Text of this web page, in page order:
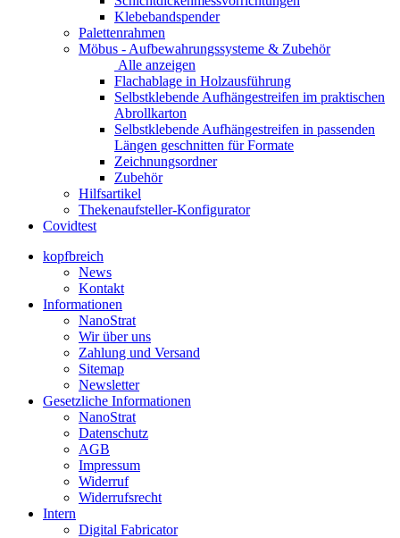
Klebebandspender
Palettenrahmen
Möbus - Aufbewahrungssysteme & Zubehör
Alle anzeigen
Flachablage in Holzausführung
Selbstklebende Aufhängestreifen im praktischen
Abrollkarton
Selbstklebende Aufhängestreifen in passenden
Längen geschnitten für Formate
Zeichnungsordner
Zubehör
Hilfsartikel
Thekenaufsteller-Konfigurator
Covidtest
kopfbreich
News
Kontakt
Informationen
NanoStrat
Wir über uns
Zahlung und Versand
Sitemap
Newsletter
Gesetzliche Informationen
NanoStrat
Datenschutz
AGB
Impressum
Widerruf
Widerrufsrecht
Intern
Digital Fabricator